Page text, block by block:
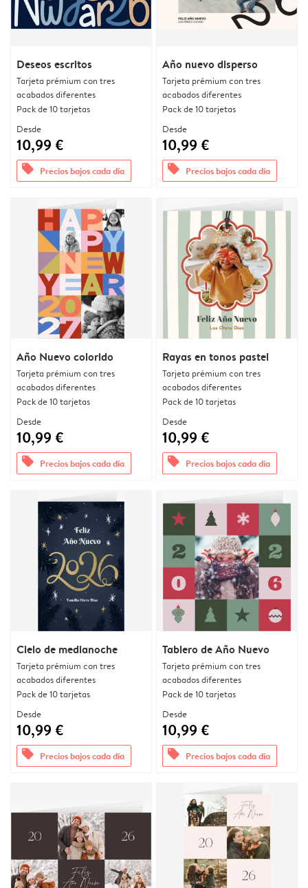
Deseos escritos
Tarjeta prémium con tres
acabados diferentes
Pack de 10 tarjetas
Desde
10,99 €
offers Precios bajos cada día
Año nuevo disperso
Tarjeta prémium con tres
acabados diferentes
Pack de 10 tarjetas
Desde
10,99 €
offers Precios bajos cada día
Año Nuevo colorido
Tarjeta prémium con tres
acabados diferentes
Pack de 10 tarjetas
Desde
10,99 €
offers Precios bajos cada día
Rayas en tonos pastel
Tarjeta prémium con tres
acabados diferentes
Pack de 10 tarjetas
Desde
10,99 €
offers Precios bajos cada día
Cielo de medianoche
Tarjeta prémium con tres
acabados diferentes
Pack de 10 tarjetas
Desde
10,99 €
offers Precios bajos cada día
Tablero de Año Nuevo
Tarjeta prémium con tres
acabados diferentes
Pack de 10 tarjetas
Desde
10,99 €
offers Precios bajos cada día